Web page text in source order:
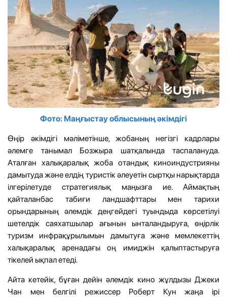
Фото: Маңғыстау облысының әкімдігі
Өңір әкімдігі мәліметінше, жобаның негізгі кадрлары
әлемге танымал Бозжыра шатқалында таспалануда.
Аталған халықаралық жоба отандық киноиндустрияны
дамытуда және елдің туристік әлеуетін сыртқы нарықтарда
ілгерілетуде стратегиялық маңызға ие. Аймақтың
қайталанбас табиғи ландшафттары мен тарихи
орындарының әлемдік деңгейдегі туындыда көрсетілуі
шетелдік саяхатшылар ағынын ынталандыруға, өңірлік
туризм инфрақұрылымын дамытуға және мемлекеттің
халықаралық аренадағы оң имиджін қалыптастыруға
тікелей ықпал етеді.
Айта кетейік, бұған дейін әлемдік кино жұлдызы Джеки
Чан мен белгілі режиссер Роберт Кун жаңа ірі